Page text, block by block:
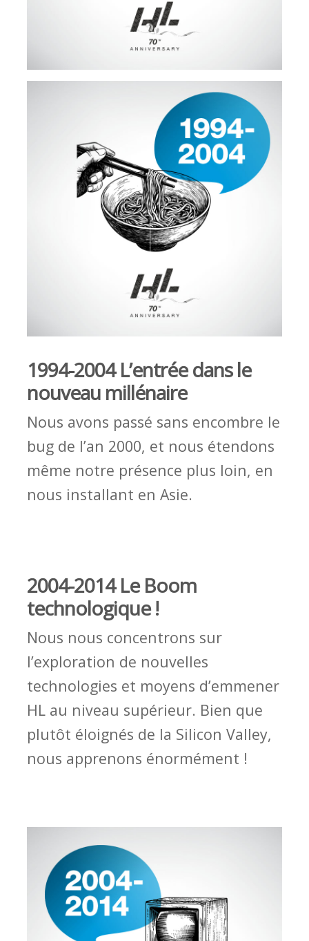
1994-2004 L’entrée dans le
nouveau millénaire
Nous avons passé sans encombre le
bug de l’an 2000, et nous étendons
même notre présence plus loin, en
nous installant en Asie.
2004-2014 Le Boom
technologique !
Nous nous concentrons sur
l’exploration de nouvelles
technologies et moyens d’emmener
HL au niveau supérieur. Bien que
plutôt éloignés de la Silicon Valley,
nous apprenons énormément !